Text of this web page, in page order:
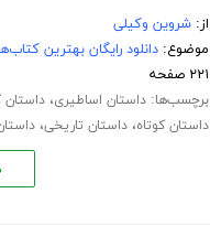
از:شروین وکیلی
موضوع:دانلود رایگان بهترین
۲۲۱ صفحه
برچسب‌ها:داستان اساطیری،داستان
داستان کوتاه،داستان تاریخی،